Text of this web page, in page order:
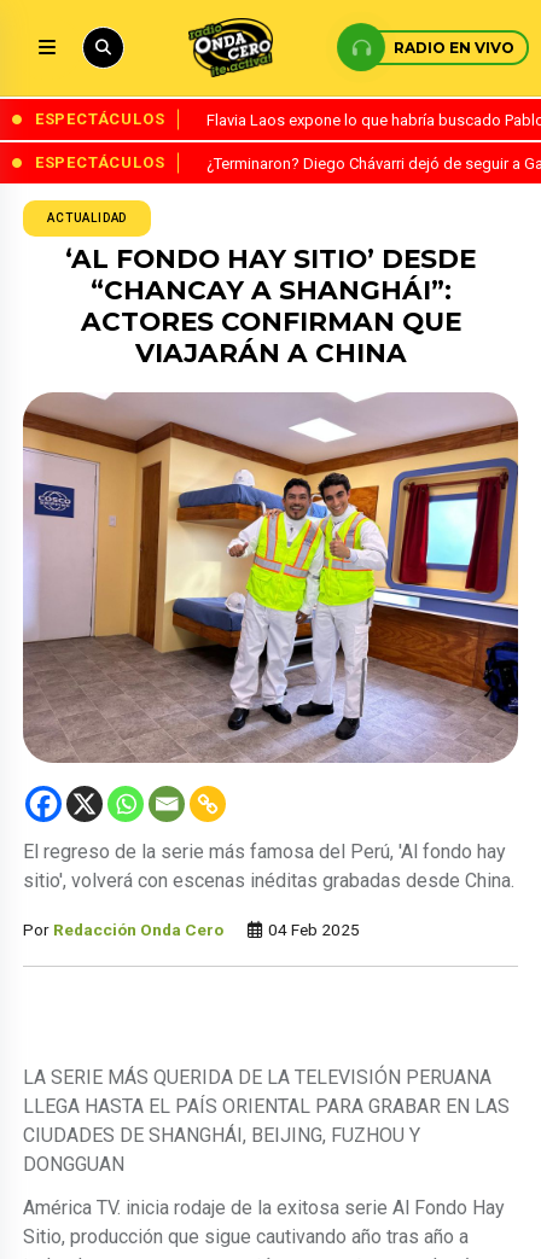
RADIO EN VIVO
ESPECTÁCULOS Flavia Laos expone lo que habría buscado
ESPECTÁCULOS ¿Terminaron? Diego Chávarri dejó de seguir a
ACTUALIDAD
‘AL FONDO HAY SITIO’ DESDE
“CHANCAY A SHANGHÁI”:
ACTORES CONFIRMAN QUE
VIAJARÁN A CHINA
El regreso de la serie más famosa del Perú, 'Al fondo hay
sitio', volverá con escenas inéditas grabadas desde China.
Por Redacción Onda Cero 04 Feb 2025
LA SERIE MÁS QUERIDA DE LA TELEVISIÓN PERUANA
LLEGA HASTA EL PAÍS ORIENTAL PARA GRABAR EN LAS
CIUDADES DE SHANGHÁI, BEIJING, FUZHOU Y
DONGGUAN
América TV. inicia rodaje de la exitosa serie Al Fondo Hay
Sitio, producción que sigue cautivando año tras año a